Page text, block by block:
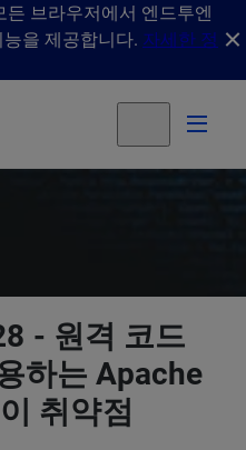
브라우저에서 엔드투엔
을 제공합니다. 자세한 정
- 원격 코드
하는 Apache
취약점